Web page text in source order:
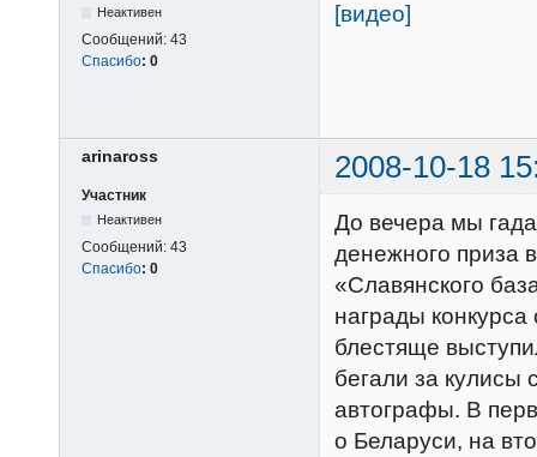
Неактивен
Сообщений: 43
Спасибо: 0
[видео]
arinaross 2008-10-18
Участник
Неактивен
Сообщений: 43
Спасибо: 0
До вечера мы
денежного приза
«Славянского
награды
блестяще
бегали за кулисы
автографы. В
о Беларуси, на